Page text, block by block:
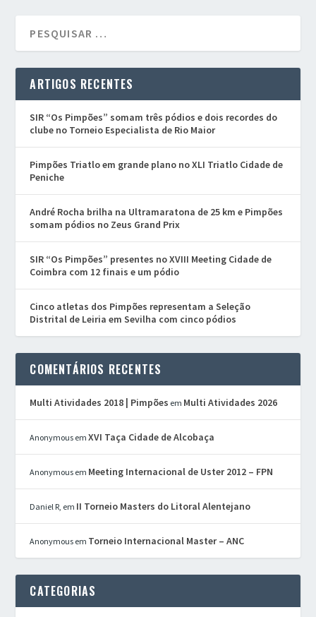
ARTIGOS RECENTES
SIR “Os Pimpões” somam três pódios e dois recordes do
clube no Torneio Especialista de Rio Maior
Pimpões Triatlo em grande plano no XLI Triatlo Cidade de
Peniche
André Rocha brilha na Ultramaratona de 25 km e Pimpões
somam pódios no Zeus Grand Prix
SIR “Os Pimpões” presentes no XVIII Meeting Cidade de
Coimbra com 12 finais e um pódio
Cinco atletas dos Pimpões representam a Seleção
Distrital de Leiria em Sevilha com cinco pódios
COMENTÁRIOS RECENTES
Multi Atividades 2018 | Pimpões em Multi Atividades 2026
Anonymous emXVI Taça Cidade de Alcobaça
Anonymous em Meeting Internacional de Uster 2012 – FPN
Daniel R, em II Torneio Masters do Litoral Alentejano
Anonymous em Torneio Internacional Master – ANC
CATEGORIAS